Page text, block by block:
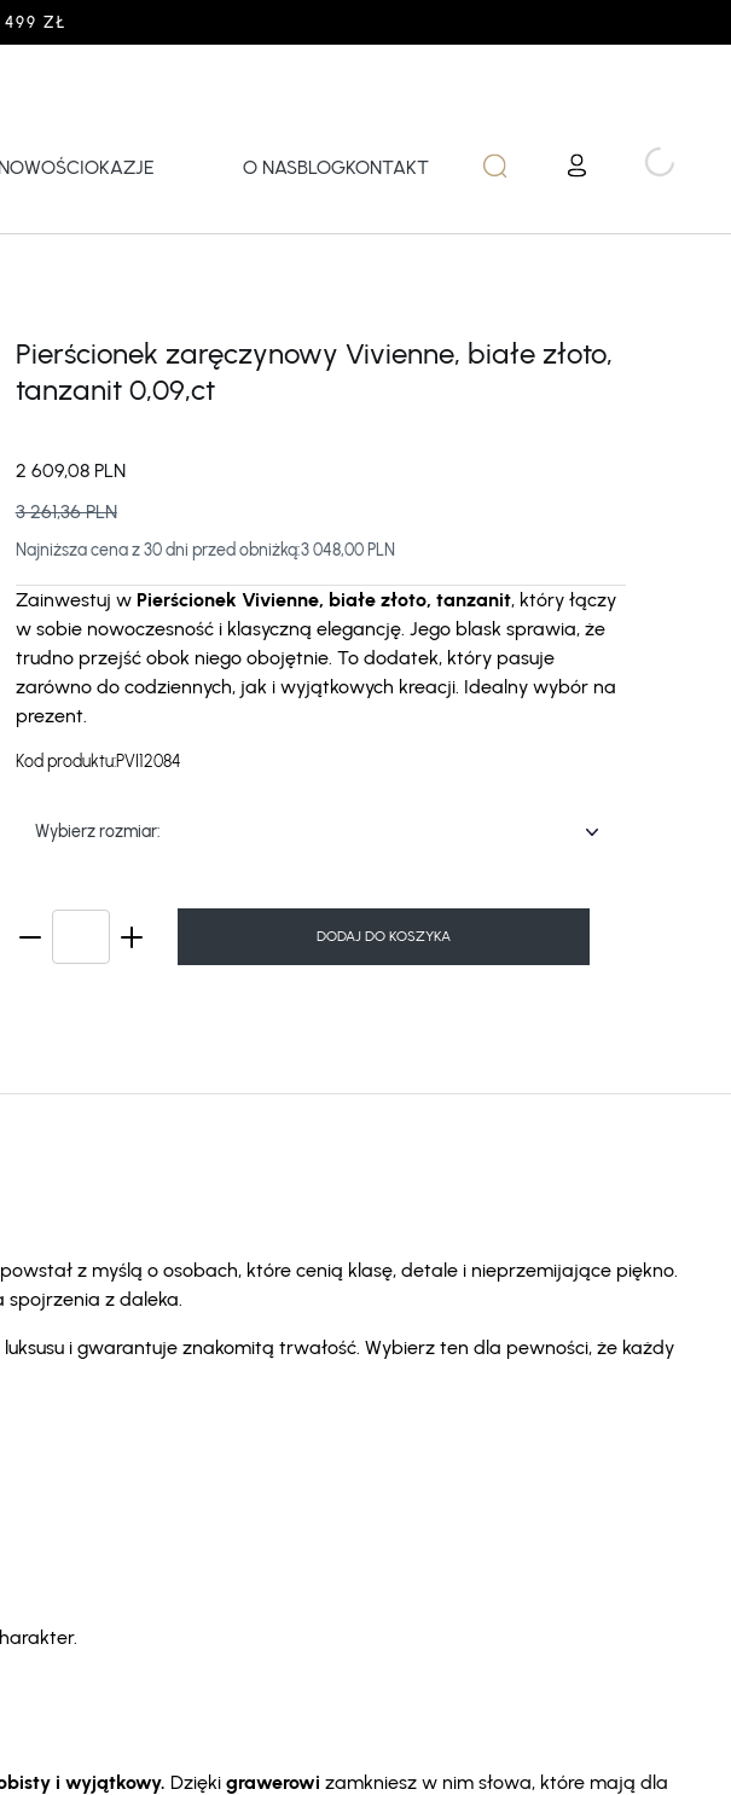
499 ZŁ
NOWOŚCIOKAZJE O NASBLOGKONTAKT
Pierścionek zaręczynowy Vivienne, białe złoto,
tanzanit 0,09,ct
2 609,08 PLN
3 261,36 PLN
Najniższa cena z 30 dni przed obniżką:3 048,00 PLN
Zainwestuj w Pierścionek Vivienne, białe złoto, tanzanit, który łączy
w sobie nowoczesność i klasyczną elegancję. Jego blask sprawia, że
trudno przejść obok niego obojętnie. To dodatek, który pasuje
zarówno do codziennych, jak i wyjątkowych kreacji. Idealny wybór na
prezent.
Kod produktu:PVI12084
Wybierz rozmiar:
DODAJ DO KOSZYKA
powstał z myślą o osobach, które cenią klasę, detale i nieprzemijające piękno.
spojrzenia z daleka.
i gwarantuje znakomitą trwałość. Wybierz ten dla pewności, że każdy
i wyjątkowy. Dzięki grawerowi zamkniesz w nim słowa, które mają dla